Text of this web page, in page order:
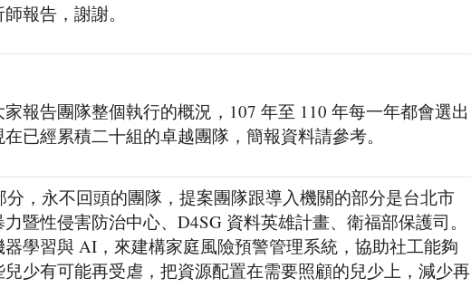
報告，謝謝。
報告團隊整個執行的概況，107 年至 110 年每一年都會選出
已經累積二十組的卓越團隊，簡報資料請參考。
分，永不回頭的團隊，提案團隊跟導入機關的部分是台北市
暨性侵害防治中心、D4SG 資料英雄計畫、衛福部保護司。
學習與 AI，來建構家庭風險預警管理系統，協助社工能夠
少有可能再受虐，把資源配置在需要照顧的兒少上，減少再